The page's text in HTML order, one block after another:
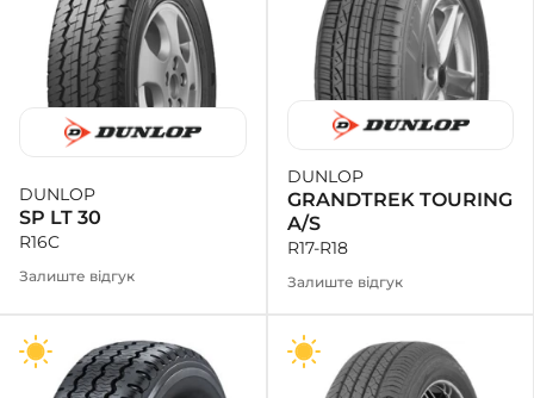
DUNLOP
SP LT 30
R16C
Залиште відгук
DUNLOP
GRANDTREK TOURING
A/S
R17-R18
Залиште відгук